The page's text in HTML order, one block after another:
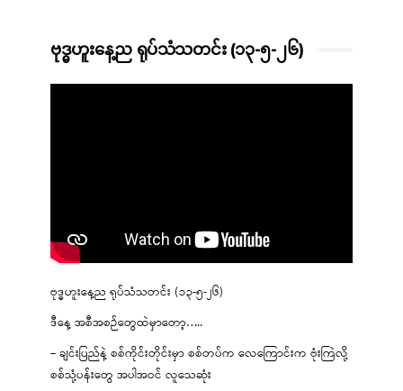
ဗုဒ္ဓဟူးနေ့ည ရုပ်သံသတင်း (၁၃-၅-၂၆)
ဗုဒ္ဓဟူးနေ့ည ရုပ်သံသတင်း (၁၃-၅-၂၆)
ဒီနေ့ အစီအစဉ်တွေထဲမှာတော့…..
– ချင်းပြည်နဲ့ စစ်ကိုင်းတိုင်းမှာ စစ်တပ်က လေကြောင်းက ဗုံးကြဲလို့
စစ်သုံ့ပန်းတွေ အပါအဝင် လူသေဆုံး